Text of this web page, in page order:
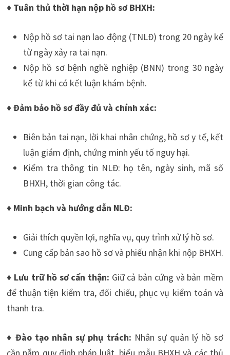
♦ Tuân thủ thời hạn nộp hồ sơ BHXH:
Nộp hồ sơ tai nạn lao động (TNLĐ) trong 20 ngày kể
từ ngày xảy ra tai nạn.
Nộp hồ sơ bệnh nghề nghiệp (BNN) trong 30 ngày
kể từ khi có kết luận khám bệnh.
♦ Đảm bảo hồ sơ đầy đủ và chính xác:
Biên bản tai nạn, lời khai nhân chứng, hồ sơ y tế, kết
luận giám định, chứng minh yếu tố nguy hại.
Kiểm tra thông tin NLĐ: họ tên, ngày sinh, mã số
BHXH, thời gian công tác.
♦ Minh bạch và hướng dẫn NLĐ:
Giải thích quyền lợi, nghĩa vụ, quy trình xử lý hồ sơ.
Cung cấp bản sao hồ sơ và phiếu nhận khi nộp BHXH.
♦ Lưu trữ hồ sơ cẩn thận: Giữ cả bản cứng và bản mềm
để thuận tiện kiểm tra, đối chiếu, phục vụ kiểm toán và
thanh tra.
♦Đào tạo nhân sự phụ trách: Nhân sự quản lý hồ sơ
cần nắm quy định pháp luật, biểu mẫu BHXH và các thủ